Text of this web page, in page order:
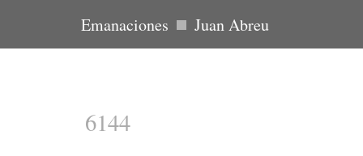
Emanaciones Juan Abreu
6144